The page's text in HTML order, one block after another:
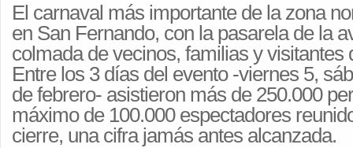
El carnaval más importante de la zona
en San Fernando, con la pasarela de la
colmada de vecinos, familias y visitantes
Entre los 3 días del evento -viernes 5,
de febrero- asistieron más de 250.000
máximo de 100.000 espectadores
cierre, una cifra jamás antes alcanzada.